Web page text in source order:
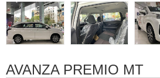
AVANZA PREMIO MT